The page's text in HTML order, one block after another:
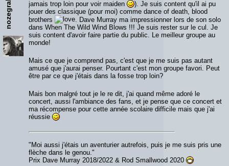
nozegrab
jamais trop loin pour voir maiden
). Je suis content qu'il ai pu
jouer des classique (pour moi) comme dance of death, blood
brothers
. Dave Murray ma impressionner lors de son solo
dans When The Wild Wind Blows !!! Je suis rester sur le cul. Je
suis content d'avoir faire partie du public. Le meilleur groupe au
monde!
Mais ce que je comprend pas, c'est que je me suis pas autant
amusé que j'aurai penser. Pourtant c'est mon groupe favori. Peut
être par ce que j'étais dans la fosse trop loin?
Mais bon malgré tout je le re dit, j'ai quand même adoré le
concert, aussi l'ambiance des fans, et je pense que ce concert et
ma récompense pour cette année scolaire difficile mais que j'ai
réussie
"Moi aussi j'étais un aventurier autrefois, puis je me suis pris une
flèche dans le genou."
Prix Dave Murray 2018/2022 & Rod Smallwood 2020